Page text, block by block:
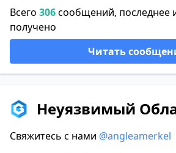
Всего 306сообщений, последнее
получено
Читать
Неуязвимый
Свяжитесь с нами @angleamerkel